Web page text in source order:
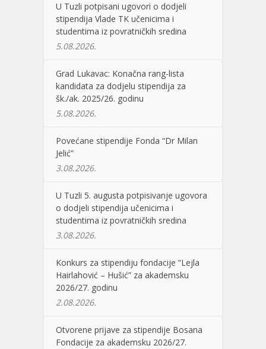
U Tuzli potpisani ugovori o dodjeli
stipendija Vlade TK učenicima i
studentima iz povratničkih sredina
5.08.2026.
Grad Lukavac: Konačna rang-lista
kandidata za dodjelu stipendija za
šk./ak. 2025/26. godinu
5.08.2026.
Povećane stipendije Fonda “Dr Milan
Jelić”
3.08.2026.
U Tuzli 5. augusta potpisivanje ugovora
o dodjeli stipendija učenicima i
studentima iz povratničkih sredina
3.08.2026.
Konkurs za stipendiju fondacije “Lejla
Hairlahović – Hušić” za akademsku
2026/27. godinu
2.08.2026.
Otvorene prijave za stipendije Bosana
Fondacije za akademsku 2026/27.